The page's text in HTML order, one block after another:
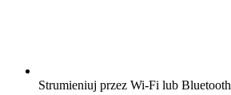
Strumieniuj przez Wi-Fi lub Bluetooth